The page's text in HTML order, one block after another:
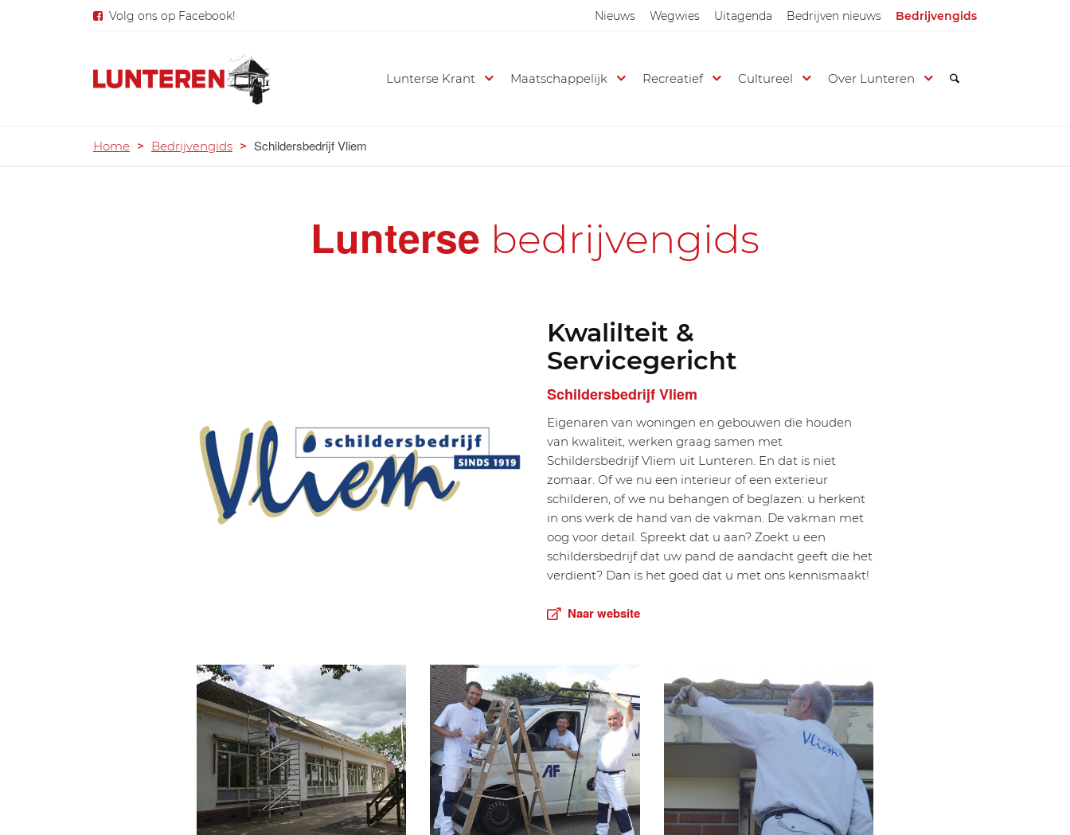
Nieuws Wegwies Uitagenda Bedrijven nieuws Bedrijvengids
Volg ons op Facebook!
Lunterse Krant Maatschappelijk Recreatief Cultureel Over Lunteren
Home > Bedrijvengids > Schildersbedrijf Vliem
Lunterse bedrijvengids
Kwalilteit &
Servicegericht
Schildersbedrijf Vliem
Eigenaren van woningen en gebouwen die houden
van kwaliteit, werken graag samen met
Schildersbedrijf Vliem uit Lunteren. En dat is niet
zomaar. Of we nu een interieur of een exterieur
schilderen, of we nu behangen of beglazen: u herkent
in ons werk de hand van de vakman. De vakman met
oog voor detail. Spreekt dat u aan? Zoekt u een
schildersbedrijf dat uw pand de aandacht geeft die het
verdient? Dan is het goed dat u met ons kennismaakt!
Naar website